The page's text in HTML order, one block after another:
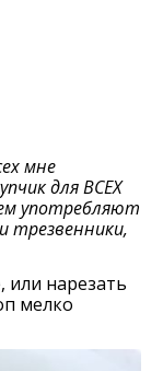
мне
для ВСЕХ
употребляют
трезвенники,
или нарезать
мелко